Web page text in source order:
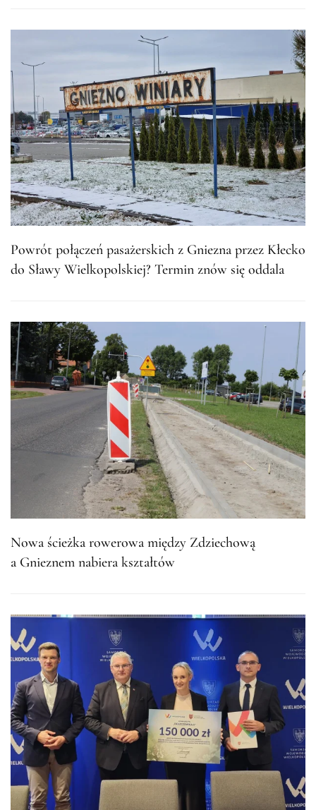
Powrót połączeń pasażerskich z Gniezna przez Kłecko
do Sławy Wielkopolskiej? Termin znów się oddala
Nowa ścieżka rowerowa między Zdziechową
a Gnieznem nabiera kształtów